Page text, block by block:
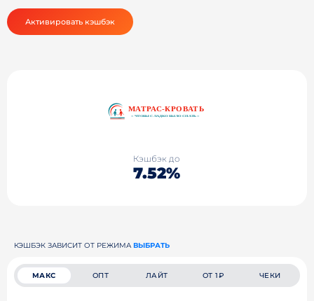
Активировать кэшбэк
Кэшбэк до
7.52%
КЭШБЭК ЗАВИСИТ ОТ РЕЖИМА ВЫБРАТЬ
МАКС ОПТ ЛАЙТ ОТ 1₽ ЧЕКИ